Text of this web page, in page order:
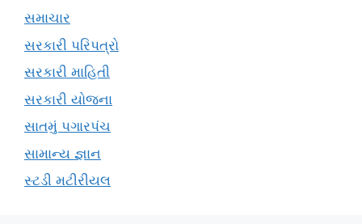
સમાચાર
સરકારી પરિપત્રો
સરકારી માહિતી
સરકારી યોજના
સાતમું પગારપંચ
સામાન્ય જ્ઞાન
સ્ટડી મટીરીયલ